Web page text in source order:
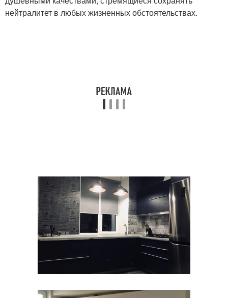
нейтралитет в любых жизненных обстоятельствах.